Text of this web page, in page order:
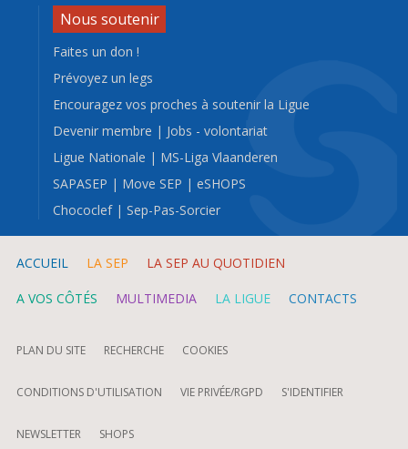
Nous soutenir
Faites un don !
Prévoyez un legs
Encouragez vos proches à soutenir la Ligue
Devenir membre | Jobs - volontariat
Ligue Nationale | MS-Liga Vlaanderen
SAPASEP | Move SEP |eSHOPS
Chococlef|Sep-Pas-Sorcier
ACCUEIL LA SEP LA SEP AU QUOTIDIEN
A VOS CÔTÉS MULTIMEDIA LA LIGUE CONTACTS
PLAN DU SITE RECHERCHE COOKIES
CONDITIONS D'UTILISATION VIE PRIVÉE/RGPD S'IDENTIFIER
NEWSLETTER SHOPS